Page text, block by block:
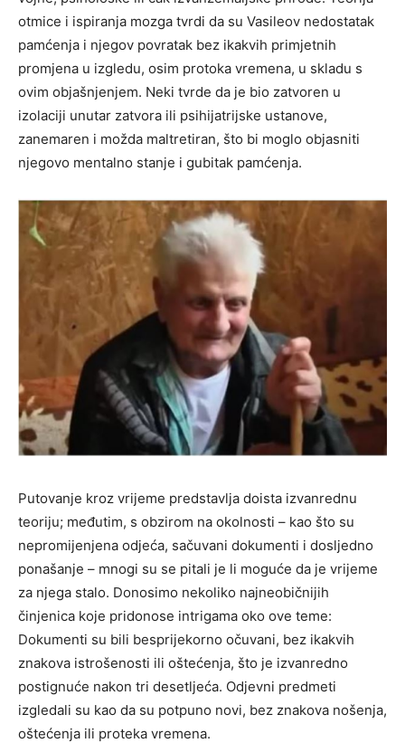
otmice i ispiranja mozga tvrdi da su Vasileov nedostatak
pamćenja i njegov povratak bez ikakvih primjetnih
promjena u izgledu, osim protoka vremena, u skladu s
ovim objašnjenjem. Neki tvrde da je bio zatvoren u
izolaciji unutar zatvora ili psihijatrijske ustanove,
zanemaren i možda maltretiran, što bi moglo objasniti
njegovo mentalno stanje i gubitak pamćenja.
Putovanje kroz vrijeme predstavlja doista izvanrednu
teoriju; međutim, s obzirom na okolnosti – kao što su
nepromijenjena odjeća, sačuvani dokumenti i dosljedno
ponašanje – mnogi su se pitali je li moguće da je vrijeme
za njega stalo. Donosimo nekoliko najneobičnijih
činjenica koje pridonose intrigama oko ove teme:
Dokumenti su bili besprijekorno očuvani, bez ikakvih
znakova istrošenosti ili oštećenja, što je izvanredno
postignuće nakon tri desetljeća. Odjevni predmeti
izgledali su kao da su potpuno novi, bez znakova nošenja,
oštećenja ili proteka vremena.